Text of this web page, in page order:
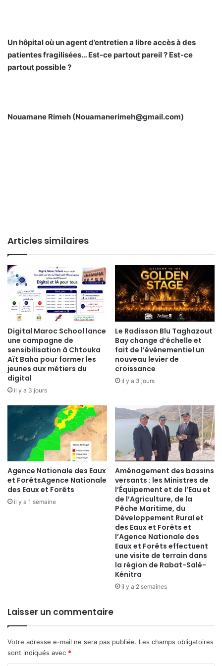
Un hôpital où un agent d’entretien a libre accès à des
patientes fragilisées… Est-ce partout pareil ? Est-ce
partout possible ?
Nouamane Rimeh (Nouamanerimeh@gmail.com)
Articles similaires
Digital Maroc School lance
une campagne de
sensibilisation à Chtouka
Aït Baha pour former les
jeunes aux métiers du
digital
il y a 3 jours
Le Radisson Blu Taghazout
Bay change d’échelle et
fait de l’événementiel un
nouveau levier de
croissance
il y a 3 jours
Agence Nationale des Eaux
et ForêtsAgence Nationale
des Eaux et Forêts
il y a 1 semaine
Aménagement des bassins
versants : les Ministres de
l’Équipement et de l’Eau et
de l’Agriculture, de la
Pêche Maritime, du
Développement Rural et
des Eaux et Forêts et
l’Agence Nationale des
Eaux et Forêts effectuent
une visite de terrain dans
la région de Rabat-Salé-
Kénitra
il y a 2 semaines
Laisser un commentaire
Votre adresse e-mail ne sera pas publiée. Les champs obligatoires
sont indiqués avec *